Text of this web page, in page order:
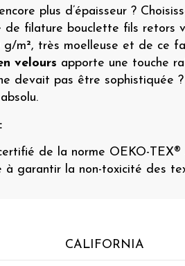
plus d’épaisseur ?
de filature bouclette fils retors
g/m², très moelleuse et de ce
velours apporte une touche
devait pas être sophistiquée
de la norme OEKO-
à garantir la non-toxicité des
CALIFORNIA